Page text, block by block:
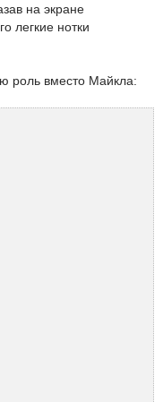
на экране
легкие нотки
роль вместо Майкла: